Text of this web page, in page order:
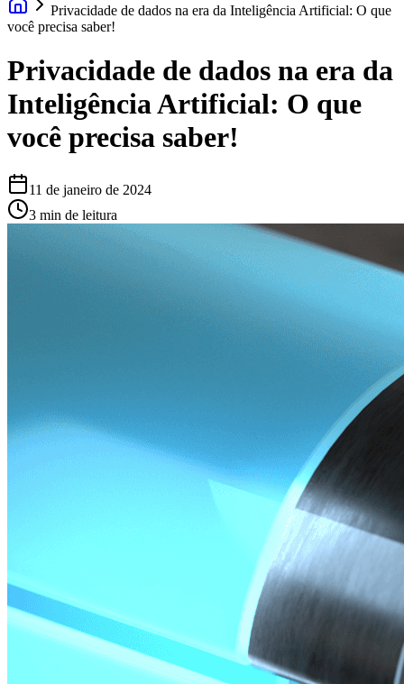
Privacidade de dados na era da Inteligência Artificial: O que
você precisa saber!
Privacidade de dados na era da
Inteligência Artificial: O que
você precisa saber!
11 de janeiro de 2024
3 min de leitura